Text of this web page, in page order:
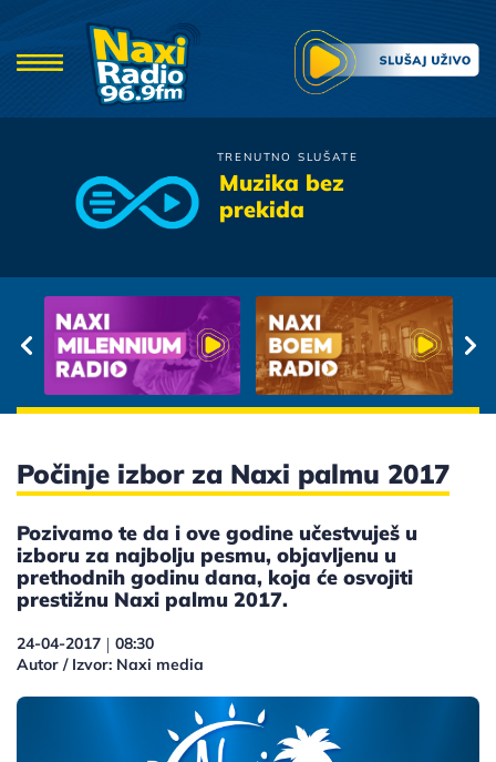
TRENUTNO SLUŠATE
Muzika bez
prekida
Moby Dick
Počinje izbor za Naxi palmu 2017
Pozivamo te da i ove godine učestvuješ u
izboru za najbolju pesmu, objavljenu u
prethodnih godinu dana, koja će osvojiti
prestižnu Naxi palmu 2017.
24-04-2017 | 08:30
Autor / Izvor: Naxi media